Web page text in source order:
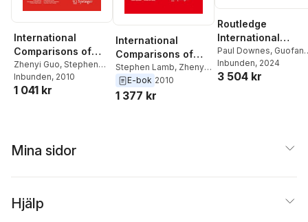
International
Comparisons of
China’s Technical
and Vocational
Education and
Zhenyi Guo, Stephen
Lamb
Inbunden, 2010
1 041 kr
International
Comparisons of
China's Technical
and Vocational
Education and
Stephen Lamb, Zhenyi
GuoE-bok 2010
1 377 kr
Routledge
International
Handbook of
and Inclusion in
Education
Paul Downes,
Li,Lore Van Praag
Stephen Lamb
Inbunden, 2024
3 504 kr
Mina sidor
Hjälp